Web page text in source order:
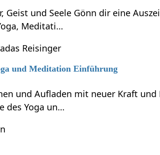
Geist und Seele Gönn dir eine
Meditati…
Reisinger
und Meditation Einführung
und Aufladen mit neuer Kraft
des Yoga un…